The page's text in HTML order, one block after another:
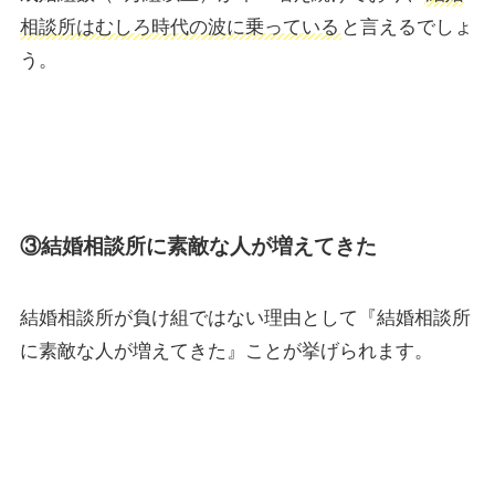
相談所はむしろ時代の波に乗っている と言えるでしょ
う。
③結婚相談所に素敵な人が増えてきた
結婚相談所が負け組ではない理由として『結婚相談所
に素敵な人が増えてきた』ことが挙げられます。